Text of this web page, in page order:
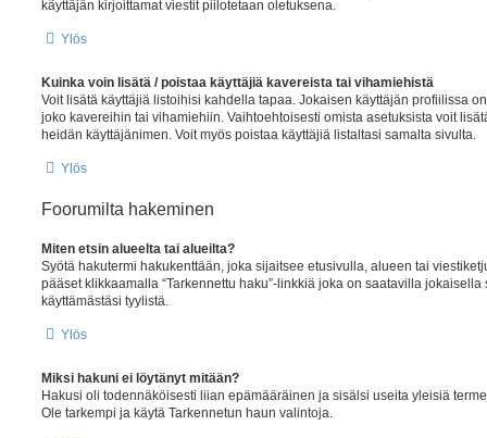
käyttäjän kirjoittamat viestit piilotetaan oletuksena.
Ylös
Kuinka voin lisätä / poistaa käyttäjiä kavereista tai vihamiehistä
Voit lisätä käyttäjiä listoihisi kahdella tapaa. Jokaisen käyttäjän profiilissa
joko kavereihin tai vihamiehiin. Vaihtoehtoisesti omista asetuksista voit
heidän käyttäjänimen. Voit myös poistaa käyttäjiä listaltasi samalta sivulta.
Ylös
Foorumilta hakeminen
Miten etsin alueelta tai alueilta?
Syötä hakutermi hakukenttään, joka sijaitsee etusivulla, alueen tai
pääset klikkaamalla “Tarkennettu haku”-linkkiä joka on saatavilla
käyttämästäsi tyylistä.
Ylös
Miksi hakuni ei löytänyt mitään?
Hakusi oli todennäköisesti liian epämääräinen ja sisälsi useita yleisiä
Ole tarkempi ja käytä Tarkennetun haun valintoja.